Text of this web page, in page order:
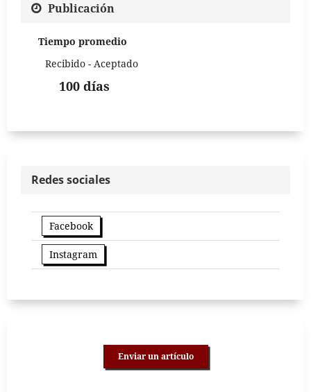
Publicación
Tiempo promedio
Recibido - Aceptado
100 días
Redes sociales
Facebook
Instagram
Enviar un artículo